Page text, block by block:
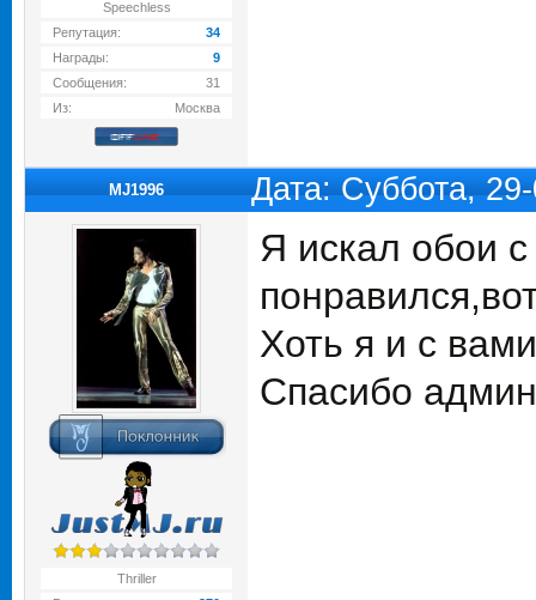
Speechless
Репутация:
34
Награды:
9
Сообщения:
31
Из:
Москва
MJ1996 Дата: Суббота,
Thriller
Я искал обои
Хоть я и с
Спасибо